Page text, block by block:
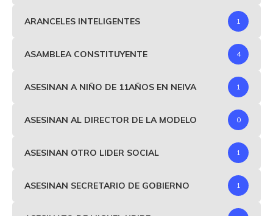
ARANCELES INTELIGENTES 1
ASAMBLEA CONSTITUYENTE 4
ASESINAN A NIÑO DE 11AÑOS EN NEIVA 1
ASESINAN AL DIRECTOR DE LA MODELO 0
ASESINAN OTRO LIDER SOCIAL 1
ASESINAN SECRETARIO DE GOBIERNO 1